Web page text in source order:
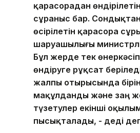
қарасорадан
сұраныс бар.
өсірілетін қарасора
шаруашылығы
Бұл жерде тек
өндіруге рұқсат
жалпы отырысында
мақұлданды және заң
түзетулер екінші
пысықталады, - деді